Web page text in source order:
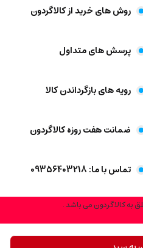
روش های خرید از کالاگردون
پرسش های متداول
رویه های بازگرداندن کالا
ضمانت هفت روزه کالاگردون
تماس با ما: 09356403218
به کالاگردون می باشد .